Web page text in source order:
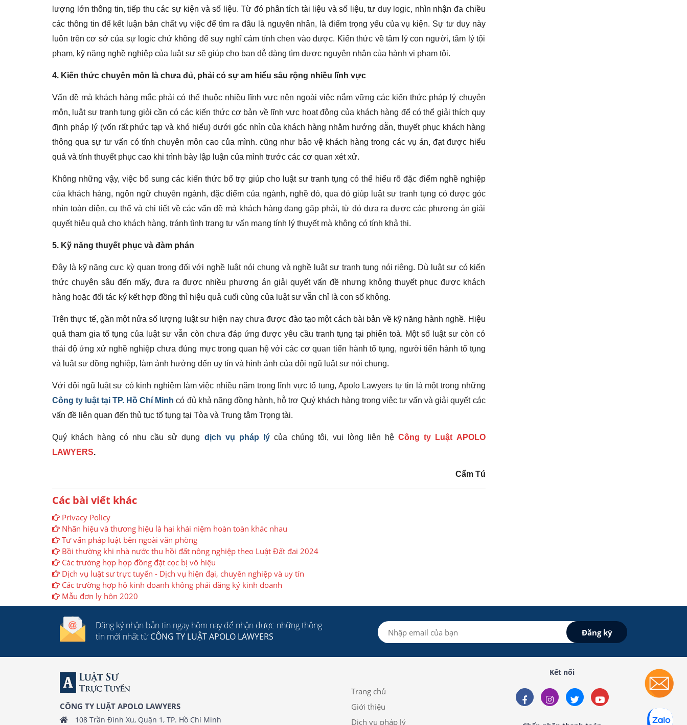
lượng lớn thông tin, tiếp thu các sự kiện và số liệu. Từ đó phân tích tài liệu và số liệu, tư duy logic, nhìn nhận đa chiều
các thông tin để kết luận bản chất vụ việcđể tìm ra đâu là nguyên nhân, là điểm trọng yếu của vụ kiện. Sự tư duy này
luôn trên cơ sở của sự logic chứ không để suy nghĩ cảm tính chen vào được. Kiến thức về tâm lý con người, tâm lý tội
phạm, kỹ năng nghề nghiệp của luật sư sẽ giúp cho bạn dễ dàng tìm được nguyên nhân của hành vi phạm tội.
4. Kiến thức chuyên môn là chưa đủ, phải có sự am hiểu sâu rộng nhiều lĩnh vực
Vấn đề mà khách hàng mắc phải có thể thuộc nhiều lĩnh vực nên ngoài việc nắm vững các kiến thức pháp lý chuyên
môn, luật sư tranh tụng giỏi cần có các kiến thức cơ bản về lĩnh vực hoạt động của khách hàng để có thể giải thích quy
định pháp lý (vốn rất phức tạp và khó hiểu) dưới góc nhìn của khách hàng nhằm hướng dẫn, thuyết phục khách hàng
thông qua sự tư vấn có tính chuyên môn cao của mình. cũng như bảo vệ khách hàng trong các vụ án, đạt được hiểu
quả và tính thuyết phục cao khi trình bày lập luận của mình trước các cơ quan xét xử.
Không những vậy, việc bổ sung các kiến thức bổ trợ giúp cho luật sư tranh tụng có thể hiểu rõ đặc điểm nghề nghiệp
của khách hàng, ngôn ngữ chuyên ngành, đặc điểm của ngành, nghề đó, qua đó giúp luật sư tranh tụng có được góc
nhìn toàn diện, cụ thể và chi tiết về các vấn đề mà khách hàng đang gặp phải, từ đó đưa ra được các phương án giải
quyết hiệu quả cho khách hàng, tránh tình trạng tư vấn mang tính lý thuyết mà không có tính khả thi.
5. Kỹ năng thuyết phục và đàm phán
Đây là kỹ năng cực kỳ quan trọng đối với nghề luật nói chung và nghề luật sư tranh tụng nói riêng. Dù luật sư có kiến
thức chuyên sâu đến mấy, đưa ra được nhiều phương án giải quyết vấn đề nhưng không thuyết phục được khách
hàng hoặc đối tác ký kết hợp đồng thì hiệu quả cuối cùng của luật sư vẫn chỉ là con số không.
Trên thực tế, gần một nửa số lượng luật sư hiện nay chưa được đào tạo một cách bài bản về kỹ năng hành nghề. Hiệu
quả tham gia tố tụng của luật sư vẫn còn chưa đáp ứng được yêu cầu tranh tụng tại phiên toà. Một số luật sư còn có
thái độ ứng xử nghề nghiệp chưa đúng mực trong quan hệ với các cơ quan tiến hành tố tụng, người tiến hành tố tụng
và luật sư đồng nghiệp, làm ảnh hưởng đến uy tín và hình ảnh của đội ngũ luật sư nói chung.
Với đội ngũ luật sư có kinh nghiệm làm việc nhiều năm trong lĩnh vực tố tụng, Apolo Lawyers tự tin là một trong những
Công ty luật tại TP. Hồ Chí Minh có đủ khả năng đồng hành, hỗ trợ Quý khách hàng trong việc tư vấn và giải quyết các
vấn đề liên quan đến thủ tục tố tụng tại Tòa và Trung tâm Trọng tài.
Quý khách hàng có nhu cầu sử dụng dịch vụ pháp lýcủa chúng tôi, vui lòng liên hệCông ty Luật APOLO
LAWYERS.
Cẩm Tú
Các bài viết khác
Privacy Policy
Nhãn hiệu và thương hiệu là hai khái niệm hoàn toàn khác nhau
Tư vấn pháp luật bên ngoài văn phòng
Bồi thường khi nhà nước thu hồi đất nông nghiệp theo Luật Đất đai 2024
Các trường hợp hợp đồng đặt cọc bị vô hiệu
Dịch vụ luật sư trực tuyến - Dịch vụ hiện đại, chuyên nghiệp và uy tín
Các trường hợp hộ kinh doanh không phải đăng ký kinh doanh
Mẫu đơn ly hôn 2020
Đăng ký nhận bản tin ngay hôm nay để nhận được những thông
tin mới nhất từCÔNG TY LUẬT APOLO LAWYERS
CÔNG TY LUẬT APOLO LAWYERS
108 Trần Đình Xu, Quận 1, TP. Hồ Chí Minh
Trang chủ
Giới thiệu
Dịch vụ pháp lý
Kết nối